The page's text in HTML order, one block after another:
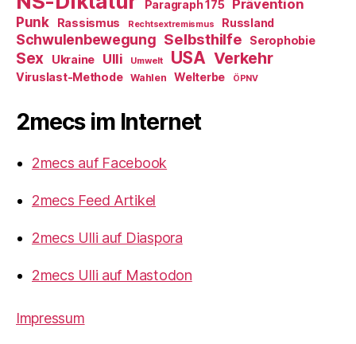
Paragraph 175
Prävention
Punk
Rassismus Rechtsextremismus Russland
Schwulenbewegung Selbsthilfe Serophobie
Sex Ukraine Ulli Umwelt USA Verkehr
Viruslast-Methode Wahlen Welterbe ÖPNV
2mecs im Internet
2mecs auf Facebook
2mecs Feed Artikel
2mecs Ulli auf Diaspora
2mecs Ulli auf Mastodon
Impressum